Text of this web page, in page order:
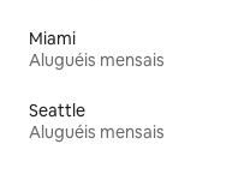
Miami
Aluguéis mensais
Seattle
Aluguéis mensais